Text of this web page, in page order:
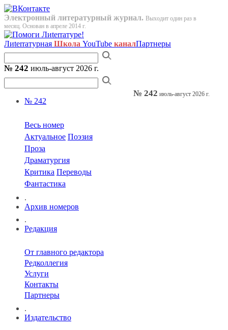
Электронный литературный журнал. Выходит один раз в
месяц. Основан в апреле 2014 г.
Лиterraтурная Школа YouTube каналПартнеры
№ 242 июль-август 2026 г.
№ 242
Весь номер
Актуальное Поэзия
Проза
Драматургия
Критика Переводы
Фантастика
.
Архив номеров
.
Редакция
От главного редактора
Редколлегия
Услуги
Контакты
Партнеры
.
Издательство
№ 242 июль-август 2026 г.